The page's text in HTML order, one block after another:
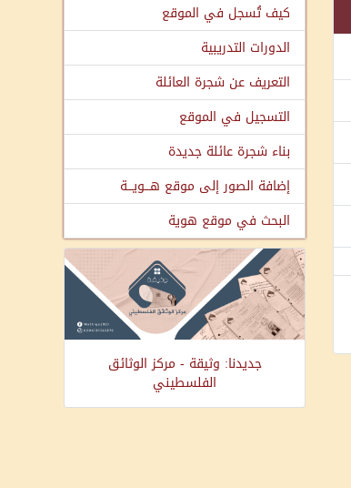
كيف تُسجل في الموقع
الدورات التدريبية
التعريف عن شجرة العائلة
التسجيل في الموقع
بناء شجرة عائلة جديدة
إضافة الصور إلى موقع هـــويـــة
البحث في موقع هوية
جديدنا: وثيقة - مركز الوثائق
الفلسطيني